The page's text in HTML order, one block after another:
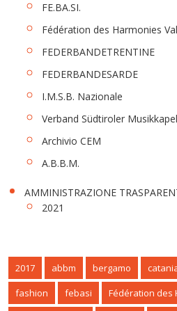
FE.BA.SI.
Fédération des Harmonies
FEDERBANDETRENTINE
FEDERBANDESARDE
I.M.S.B. Nazionale
Verband Südtiroler
Archivio CEM
A.B.B.M.
AMMINISTRAZIONE
2021
2017 abbm bergamo
fashion
febasi
Fédération des